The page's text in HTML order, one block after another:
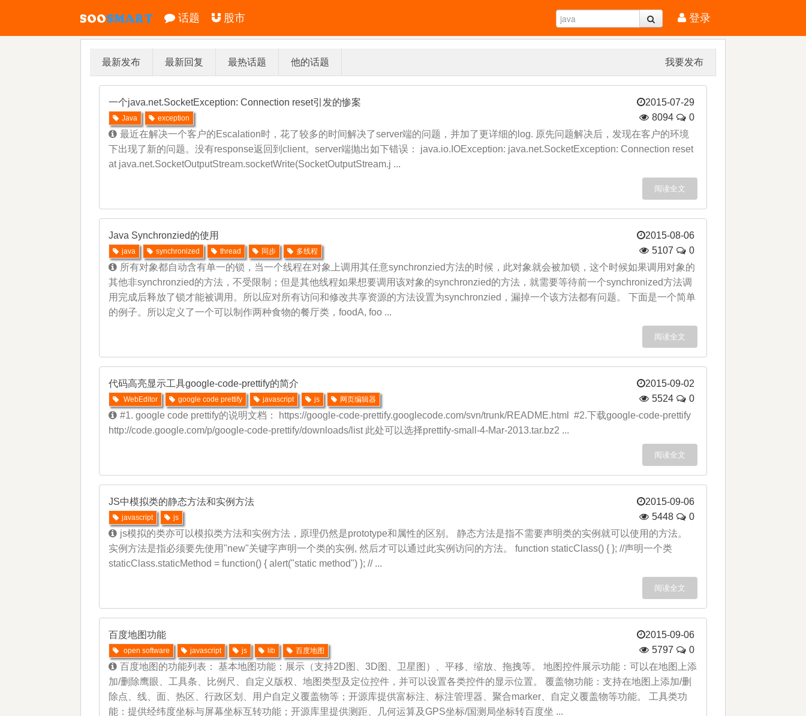
登录
话题 股市
最新发布 最新回复 最热话题 他的话题 我要发布
一个java.net.SocketException: Connection reset引发的惨案 2015-07-29
Java exception 8094
0
最近在解决一个客户的Escalation时，花了较多的时间解决了server端的问题，并加了更详细的log. 原先问题解决后，发现在客户的环境
下出现了新的问题。没有response返回到client。server端抛出如下错误： java.io.IOException: java.net.SocketException: Connection reset
at java.net.SocketOutputStream.socketWrite(SocketOutputStream.j ...
阅读全文
Java Synchronzied的使用 2015-08-06
java synchronized thread 同步 多线程 5107
0
所有对象都自动含有单一的锁，当一个线程在对象上调用其任意synchronzied方法的时候，此对象就会被加锁，这个时候如果调用对象的
其他非synchronzied的方法，不受限制；但是其他线程如果想要调用该对象的synchronzied的方法，就需要等待前一个synchronized方法调
用完成后释放了锁才能被调用。所以应对所有访问和修改共享资源的方法设置为synchronzied，漏掉一个该方法都有问题。 下面是一个简单
的例子。所以定义了一个可以制作两种食物的餐厅类，foodA, foo ...
阅读全文
代码高亮显示工具google-code-prettify的简介 2015-09-02
WebEditor google code prettify javascript js 网页编辑器 5524
0
#1. google code prettify的说明文档： https://google-code-prettify.googlecode.com/svn/trunk/README.html #2.下载google-code-prettify
http://code.google.com/p/google-code-prettify/downloads/list 此处可以选择prettify-small-4-Mar-2013.tar.bz2 ...
阅读全文
JS中模拟类的静态方法和实例方法 2015-09-06
javascript js 5448
0
js模拟的类亦可以模拟类方法和实例方法，原理仍然是prototype和属性的区别。 静态方法是指不需要声明类的实例就可以使用的方法。
实例方法是指必须要先使用"new"关键字声明一个类的实例, 然后才可以通过此实例访问的方法。 function staticClass() { }; //声明一个类
staticClass.staticMethod = function() { alert("static method") }; // ...
阅读全文
百度地图功能 2015-09-06
open software javascript js lib 百度地图 5797
0
百度地图的功能列表： 基本地图功能：展示（支持2D图、3D图、卫星图）、平移、缩放、拖拽等。 地图控件展示功能：可以在地图上添
加/删除鹰眼、工具条、比例尺、自定义版权、地图类型及定位控件，并可以设置各类控件的显示位置。 覆盖物功能：支持在地图上添加/删
除点、线、面、热区、行政区划、用户自定义覆盖物等；开源库提供富标注、标注管理器、聚合marker、自定义覆盖物等功能。 工具类功
能：提供经纬度坐标与屏幕坐标互转功能；开源库里提供测距、几何运算及GPS坐标/国测局坐标转百度坐 ...